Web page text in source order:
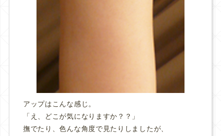
アップはこんな感じ。
「え、どこが気になりますか？？」
撫でたり、色んな角度で見たりしましたが、